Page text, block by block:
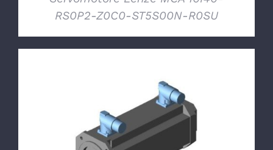
RS0P2-Z0C0-ST5S00N-R0SU
DETTAGLI